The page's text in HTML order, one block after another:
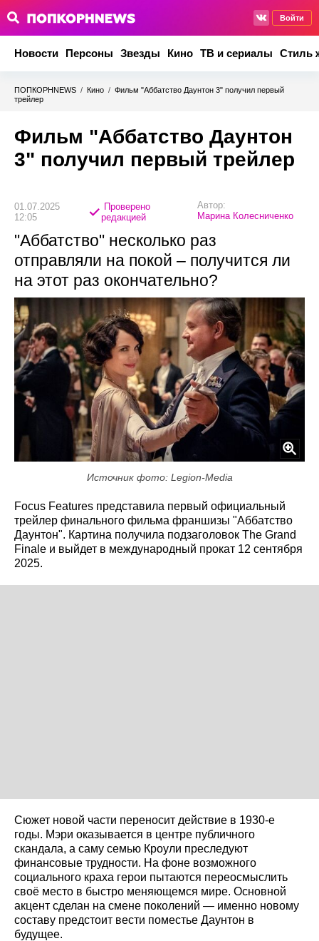
Войти
Новости Персоны Звезды Кино ТВ и сериалы Стиль
ПОПКОРНNEWS / Кино / Фильм "Аббатство Даунтон 3" получил первый
трейлер
Фильм "Аббатство Даунтон
3" получил первый трейлер
01.07.2025
12:05
Проверено
редакцией
Автор:
Марина Колесниченко
"Аббатство" несколько раз
отправляли на покой – получится ли
на этот раз окончательно?
Источник фото: Legion-Media
Focus Features представила первый официальный
трейлер финального фильма франшизы "Аббатство
Даунтон". Картина получила подзаголовок The Grand
Finale и выйдет в международный прокат 12 сентября
2025.
Сюжет новой части переносит действие в 1930-е
годы. Мэри оказывается в центре публичного
скандала, а саму семью Кроули преследуют
финансовые трудности. На фоне возможного
социального краха герои пытаются переосмыслить
своё место в быстро меняющемся мире. Основной
акцент сделан на смене поколений — именно новому
составу предстоит вести поместье Даунтон в
будущее.